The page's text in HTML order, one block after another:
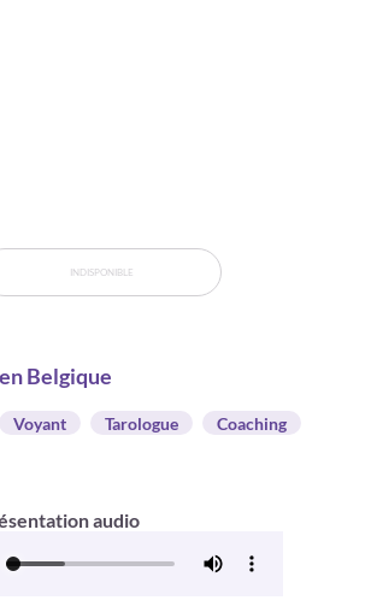
INDISPONIBLE
Belgique
Voyant Tarologue Coaching
audio